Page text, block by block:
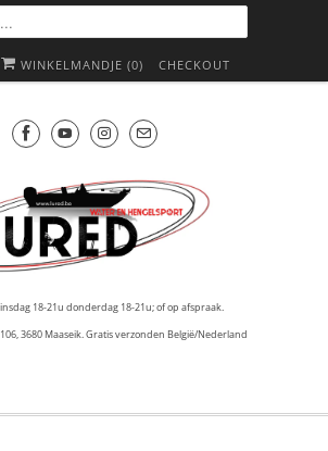
WINKELMANDJE (0) CHECKOUT
18-21u donderdag 18-21u; of op afspraak.
3680 Maaseik. Gratis verzonden België/Nederland